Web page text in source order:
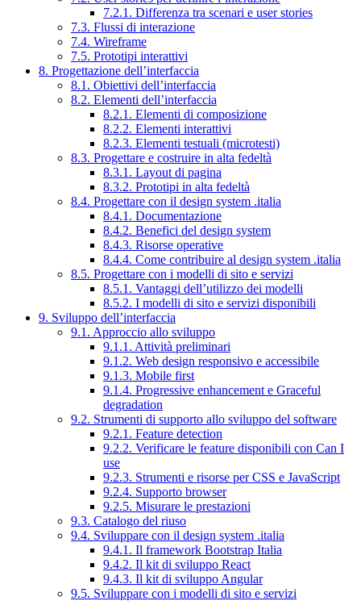
7.2.1. Differenza tra scenari e user stories
7.3. Flussi di interazione
7.4. Wireframe
7.5. Prototipi interattivi
8. Progettazione dell’interfaccia
8.1. Obiettivi dell’interfaccia
8.2. Elementi dell’interfaccia
8.2.1. Elementi di composizione
8.2.2. Elementi interattivi
8.2.3. Elementi testuali (microtesti)
8.3. Progettare e costruire in alta fedeltà
8.3.1. Layout di pagina
8.3.2. Prototipi in alta fedeltà
8.4. Progettare con il design system .italia
8.4.1. Documentazione
8.4.2. Benefici del design system
8.4.3. Risorse operative
8.4.4. Come contribuire al design system .italia
8.5. Progettare con i modelli di sito e servizi
8.5.1. Vantaggi dell’utilizzo dei modelli
8.5.2. I modelli di sito e servizi disponibili
9. Sviluppo dell’interfaccia
9.1. Approccio allo sviluppo
9.1.1. Attività preliminari
9.1.2. Web design responsivo e accessibile
9.1.3. Mobile first
9.1.4. Progressive enhancement e Graceful
degradation
9.2. Strumenti di supporto allo sviluppo del software
9.2.1. Feature detection
9.2.2. Verificare le feature disponibili con Can I
use
9.2.3. Strumenti e risorse per CSS e JavaScript
9.2.4. Supporto browser
9.2.5. Misurare le prestazioni
9.3. Catalogo del riuso
9.4. Sviluppare con il design system .italia
9.4.1. Il framework Bootstrap Italia
9.4.2. Il kit di sviluppo React
9.4.3. Il kit di sviluppo Angular
9.5. Sviluppare con i modelli di sito e servizi